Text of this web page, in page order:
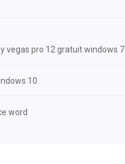
vegas pro 12 gratuit windows 7
10
word